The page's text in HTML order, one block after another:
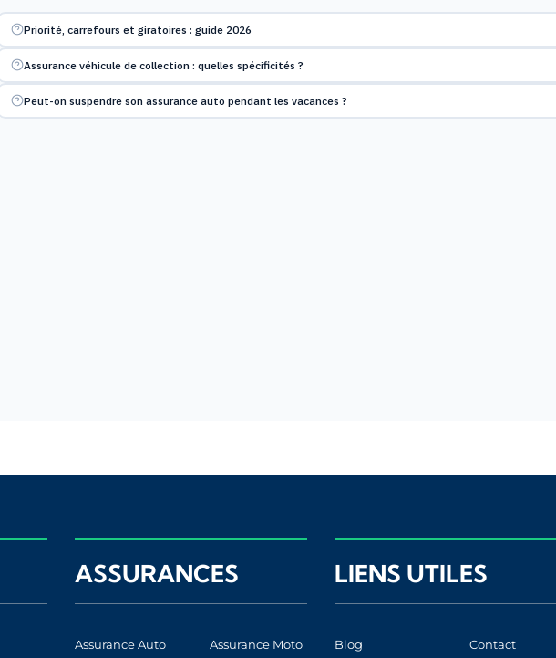
Priorité, carrefours et giratoires : guide 2026
Assurance véhicule de collection : quelles spécificités ?
Peut-on suspendre son assurance auto pendant les vacances ?
ASSURANCES
Assurance Auto Assurance Moto
LIENS UTILES
Blog Contact